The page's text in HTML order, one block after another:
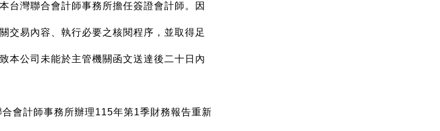
台灣聯合會計師事務所擔任簽證會計師。因
交易內容、執行必要之核閱程序，並取得足
本公司未能於主管機關函文送達後二十日內
會計師事務所辦理115年第1季財務報告重新